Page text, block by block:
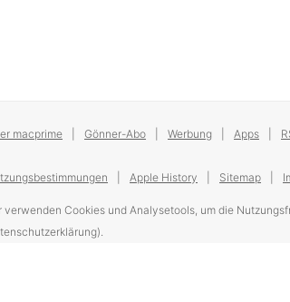
macprime Gönner-Abo Werbung Apps
Apple History Sitemap
verwenden Cookies und Analysetools, um die